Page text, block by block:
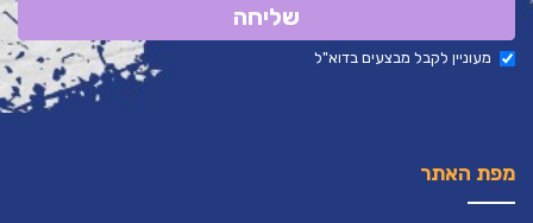
שליחה
מעוניין לקבל מבצעים בדוא"ל
מפת האתר